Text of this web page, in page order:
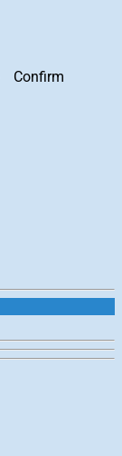
Confirm